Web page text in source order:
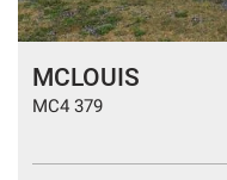
MCLOUIS
MC4 379